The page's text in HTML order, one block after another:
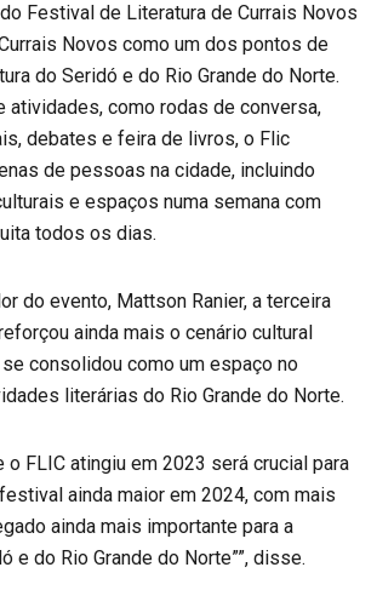
Festival de Literatura de Currais Novos
Novos como um dos pontos de
do Seridó e do Rio Grande do Norte.
atividades, como rodas de conversa,
debates e feira de livros, o Flic
de pessoas na cidade, incluindo
e espaços numa semana com
todos os dias.
do evento, Mattson Ranier, a terceira
ainda mais o cenário cultural
consolidou como um espaço no
literárias do Rio Grande do Norte.
o FLIC atingiu em 2023 será crucial para
ainda maior em 2024, com mais
ainda mais importante para a
e do Rio Grande do Norte””, disse.